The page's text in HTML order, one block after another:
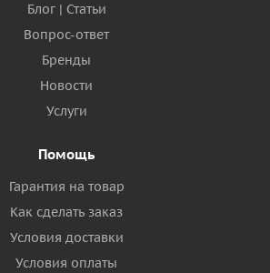
Блог | Статьи
Вопрос-ответ
Бренды
Новости
Услуги
Помощь
Гарантия на товар
Как сделать заказ
Условия доставки
Условия оплаты